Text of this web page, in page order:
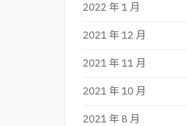
2022 年 1 月
2021 年 12 月
2021 年 11 月
2021 年 10 月
2021 年 8 月